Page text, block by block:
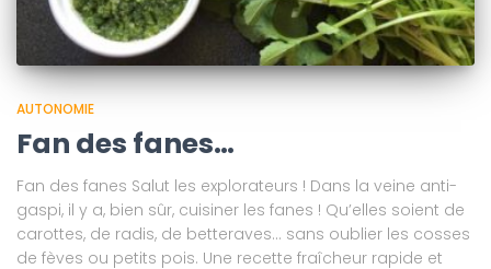
AUTONOMIE
Fan des fanes…
Fan des fanes Salut les explorateurs ! Dans la veine anti-
gaspi, il y a, bien sûr, cuisiner les fanes ! Qu’elles soient de
carottes, de radis, de betteraves… sans oublier les cosses
de fèves ou petits pois. Une recette fraîcheur rapide et